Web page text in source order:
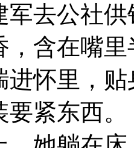
军去公社
，含在嘴
里，贴
紧东西。